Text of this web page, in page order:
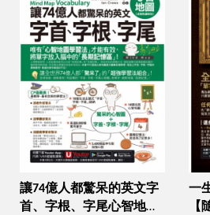
讓74億人都驚呆的英文字
首、字根、字尾心智地圖
一
【